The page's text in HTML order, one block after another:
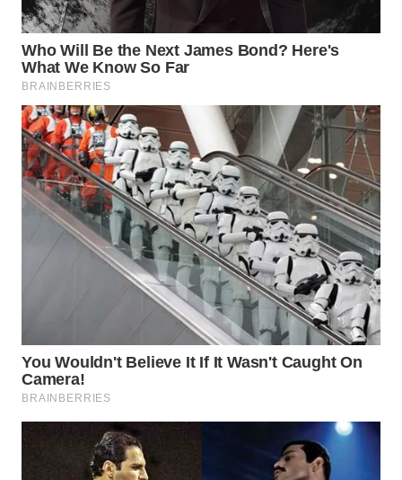
PADANG
LAWAS
WN
WN
CIANJUR
WN
KEPULAUAN
SERIBU
WN
BINJAI
CIREBON